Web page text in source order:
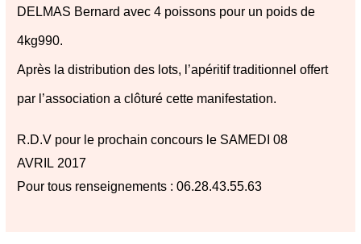
DELMAS Bernard avec 4 poissons pour un poids de
4kg990.
Après la distribution des lots, l’apéritif traditionnel offert
par l’association a clôturé cette manifestation.
R.D.V pour le prochain concours le SAMEDI 08
AVRIL 2017
Pour tous renseignements : 06.28.43.55.63